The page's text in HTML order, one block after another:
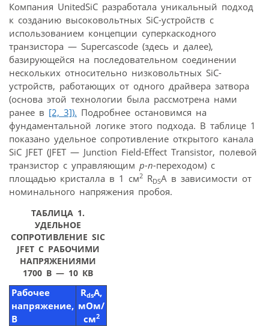
Компания UnitedSiC разработала уникальный подход
к созданию высоковольтных SiC-устройств с
использованием концепции суперкаскодного
транзистора — Supercascode (здесь и далее),
базирующейся на последовательном соединении
нескольких относительно низковольтных SiC-
устройств, работающих от одного драйвера затвора
(основа этой технологии была рассмотрена нами
ранее в [2, 3]). Подробнее остановимся на
фундаментальной логике этого подхода. В таблице 1
показано удельное сопротивление открытого канала
SiC JFET (JFET — Junction Field-Effect Transistor, полевой
транзистор с управляющим p-n-переходом) с
площадью кристалла в 1 см2 RDSA в зависимости от
номинального напряжения пробоя.
ТАБЛИЦА 1.
УДЕЛЬНОЕ
СОПРОТИВЛЕНИЕ SIC
JFET С РАБОЧИМИ
НАПРЯЖЕНИЯМИ
1700 В — 10 КВ
Рабочее
напряжение,
В
RdsA,
мОм/
см2